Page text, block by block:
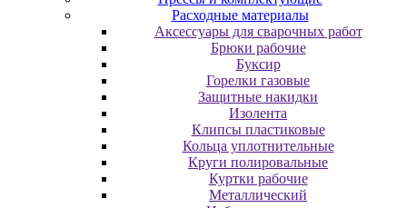
Расходные материалы
Аксессуары для сварочных работ
Брюки рабочие
Буксир
Горелки газовые
Защитные накидки
Изолента
Клипсы пластиковые
Кольца уплотнительные
Круги полировальные
Куртки рабочие
Металлический